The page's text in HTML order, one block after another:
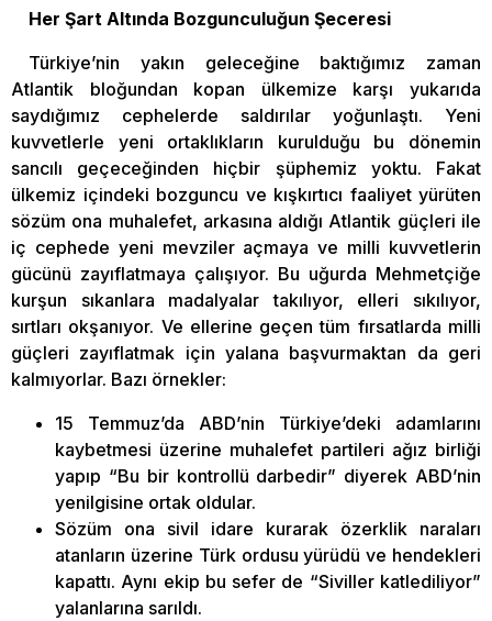
Her Şart Altında Bozgunculuğun Şeceresi
Türkiye’nin yakın geleceğine baktığımız zaman
Atlantik bloğundan kopan ülkemize karşı yukarıda
saydığımız cephelerde saldırılar yoğunlaştı. Yeni
kuvvetlerle yeni ortaklıkların kurulduğu bu dönemin
sancılı geçeceğinden hiçbir şüphemiz yoktu. Fakat
ülkemiz içindeki bozguncu ve kışkırtıcı faaliyet yürüten
sözüm ona muhalefet, arkasına aldığı Atlantik güçleri ile
iç cephede yeni mevziler açmaya ve milli kuvvetlerin
gücünü zayıflatmaya çalışıyor. Bu uğurda Mehmetçiğe
kurşun sıkanlara madalyalar takılıyor, elleri sıkılıyor,
sırtları okşanıyor. Ve ellerine geçen tüm fırsatlarda milli
güçleri zayıflatmak için yalana başvurmaktan da geri
kalmıyorlar. Bazı örnekler:
15 Temmuz’da ABD’nin Türkiye’deki adamlarını
kaybetmesi üzerine muhalefet partileri ağız birliği
yapıp “Bu bir kontrollü darbedir” diyerek ABD’nin
yenilgisine ortak oldular.
Sözüm ona sivil idare kurarak özerklik naraları
atanların üzerine Türk ordusu yürüdü ve hendekleri
kapattı. Aynı ekip bu sefer de “Siviller katlediliyor”
yalanlarına sarıldı.